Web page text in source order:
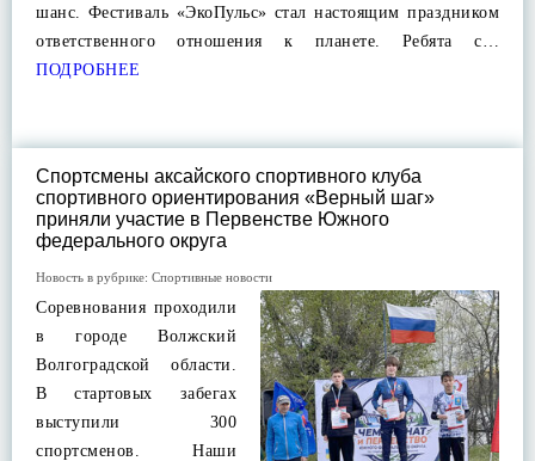
шанс. Фестиваль «ЭкоПульс» стал настоящим праздником
ответственного отношения к планете. Ребята с…
ПОДРОБНЕЕ
Спортсмены аксайского спортивного клуба
спортивного ориентирования «Верный шаг»
приняли участие в Первенстве Южного
федерального округа
Новость в рубрике: Спортивные новости
Соревнования проходили
в городе Волжский
Волгоградской области.
В стартовых забегах
выступили 300
спортсменов. Наши